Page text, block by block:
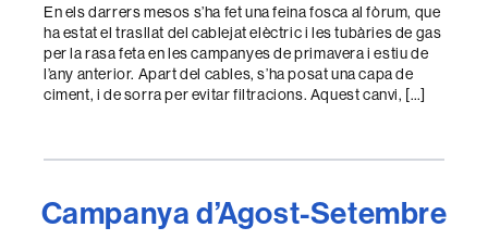
En els darrers mesos s’ha fet una feina fosca al fòrum, que
ha estat el trasllat del cablejat elèctric i les tubàries de gas
per la rasa feta en les campanyes de primavera i estiu de
l’any anterior. Apart del cables, s’ha posat una capa de
ciment, i de sorra per evitar filtracions. Aquest canvi, […]
Campanya d’Agost-Setembre